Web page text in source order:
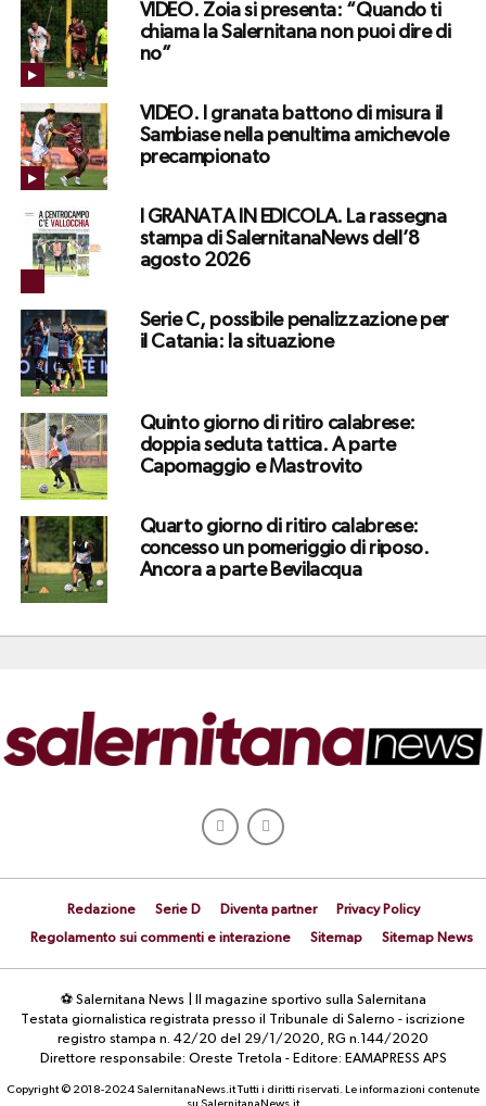
VIDEO. Zoia si presenta: “Quando ti
chiama la Salernitana non puoi dire di
no”
VIDEO. I granata battono di misura il
Sambiase nella penultima amichevole
precampionato
I GRANATA IN EDICOLA. La rassegna
stampa di SalernitanaNews dell’8
agosto 2026
Serie C, possibile penalizzazione per
il Catania: la situazione
Quinto giorno di ritiro calabrese:
doppia seduta tattica. A parte
Capomaggio e Mastrovito
Quarto giorno di ritiro calabrese:
concesso un pomeriggio di riposo.
Ancora a parte Bevilacqua
Redazione Serie D Diventa partner
Privacy Policy
Regolamento sui commenti e interazione
Sitemap Sitemap News
⚽ Salernitana News | Il magazine sportivo sulla Salernitana
Testata giornalistica registrata presso il Tribunale di Salerno - iscrizione
registro stampa n. 42/20 del 29/1/2020, RG n.144/2020
Direttore responsabile: Oreste Tretola - Editore: EAMAPRESS APS
Copyright © 2018-2024 SalernitanaNews.it Tutti i diritti riservati. Le informazioni contenute
su SalernitanaNews.it